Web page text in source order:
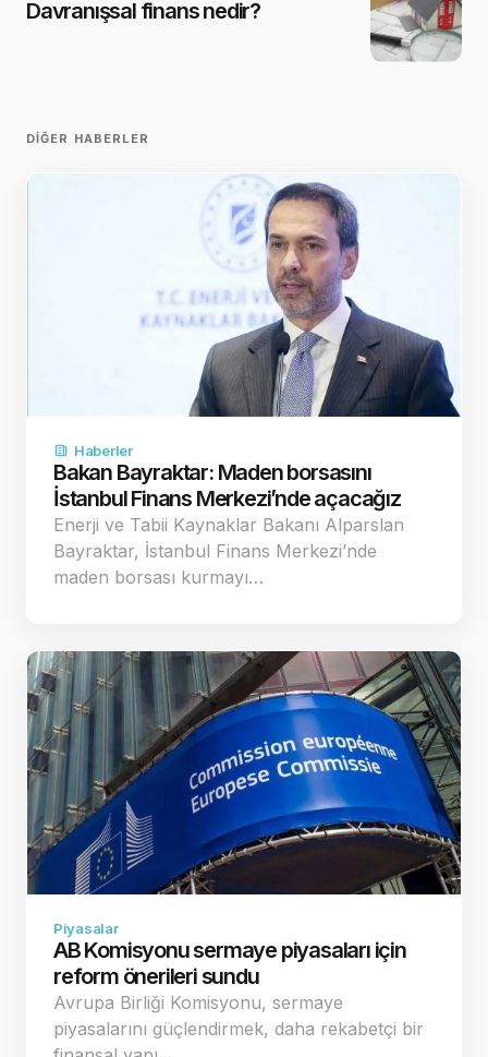
Davranışsal finans nedir?
DIĞER HABERLER
Haberler
Bakan Bayraktar: Maden borsasını
İstanbul Finans Merkezi’nde açacağız
Enerji ve Tabii Kaynaklar Bakanı Alparslan
Bayraktar, İstanbul Finans Merkezi’nde
maden borsası kurmayı…
Piyasalar
AB Komisyonu sermaye piyasaları için
reform önerileri sundu
Avrupa Birliği Komisyonu, sermaye
piyasalarını güçlendirmek, daha rekabetçi bir